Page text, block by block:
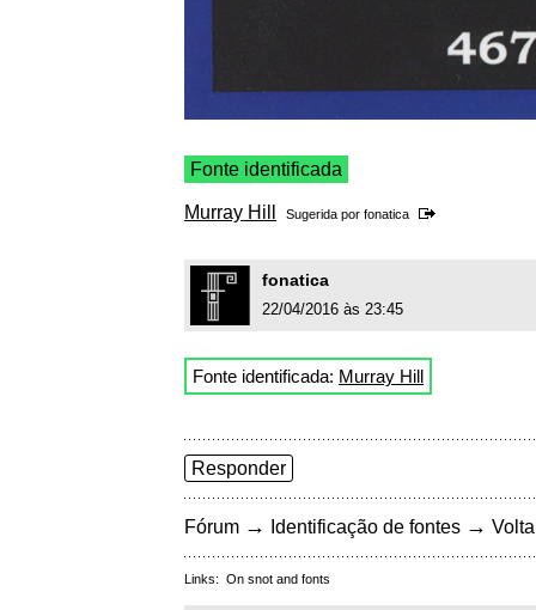
Fonte identificada
Murray Hill Sugerida por fonatica
fonatica
22/04/2016 às 23:45
Fonte identificada: Murray Hill
Responder
Fórum → Identificação de fontes →
Links: On snot and fonts